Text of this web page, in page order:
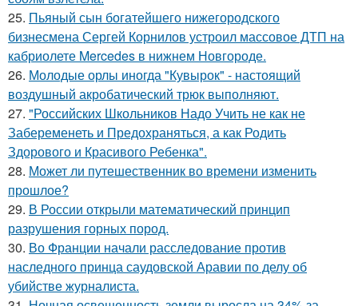
25. Пьяный сын богатейшего нижегородского
бизнесмена Сергей Корнилов устроил массовое ДТП на
кабриолете Mercedes в нижнем Новгороде.
26. Молодые орлы иногда "Кувырок" - настоящий
воздушный акробатический трюк выполняют.
27. "Российских Школьников Надо Учить не как не
Забеременеть и Предохраняться, а как Родить
Здорового и Красивого Ребенка".
28. Может ли путешественник во времени изменить
прошлое?
29. В России открыли математический принцип
разрушения горных пород.
30. Во Франции начали расследование против
наследного принца саудовской Аравии по делу об
убийстве журналиста.